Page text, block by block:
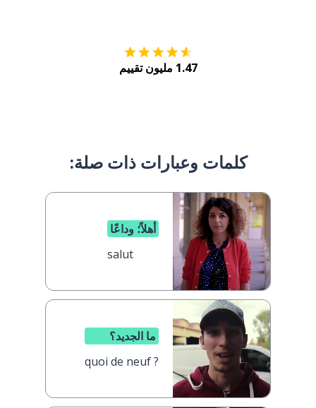
1.47 مليون تقييم
كلمات وعبارات ذات صلة:
أهلاً؛ وداعًا
salut
ما الجديد؟
quoi de neuf ?